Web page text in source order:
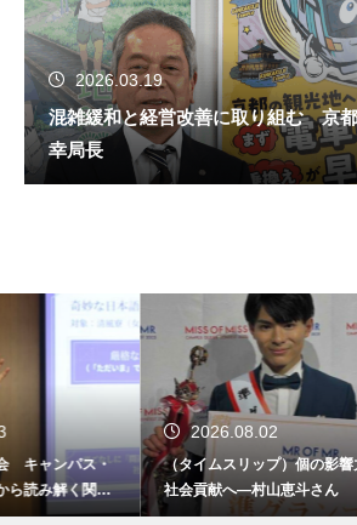
2026.03.19
混雑緩和と経営改善に取り組む 京
幸局長
（タイムスリップ）個の影響力を
社会貢献へ―村山恵斗さん
ドラマ
て捉え
の戦争」